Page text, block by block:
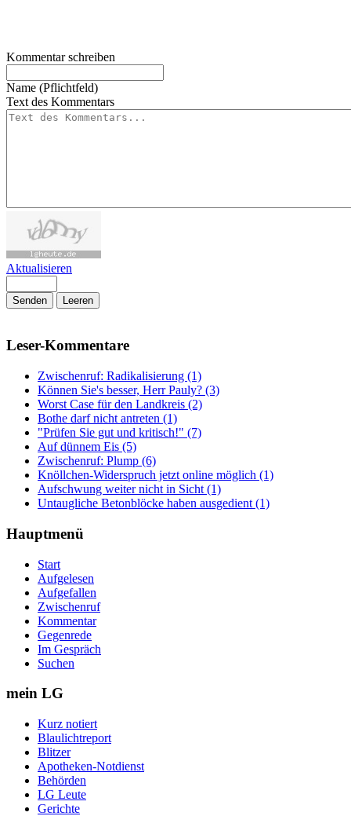
Kommentar schreiben
Name (Pflichtfeld)
Text des Kommentars
Aktualisieren
Senden Leeren
Leser-Kommentare
Zwischenruf: Radikalisierung (1)
Können Sie's besser, Herr Pauly? (3)
Worst Case für den Landkreis (2)
Bothe darf nicht antreten (1)
"Prüfen Sie gut und kritisch!" (7)
Auf dünnem Eis (5)
Zwischenruf: Plump (6)
Knöllchen-Widerspruch jetzt online möglich (1)
Aufschwung weiter nicht in Sicht (1)
Untaugliche Betonblöcke haben ausgedient (1)
Hauptmenü
Start
Aufgelesen
Aufgefallen
Zwischenruf
Kommentar
Gegenrede
Im Gespräch
Suchen
mein LG
Kurz notiert
Blaulichtreport
Blitzer
Apotheken-Notdienst
Behörden
LG Leute
Gerichte